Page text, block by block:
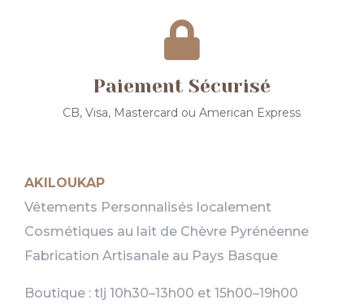

Paiement Sécurisé
CB, Visa, Mastercard ou American Express
AKILOUKAP
Vêtements Personnalisés localement
Cosmétiques au lait de Chèvre Pyrénéenne
Fabrication Artisanale au Pays Basque
Boutique : tlj 10h30–13h00 et 15h00–19h00